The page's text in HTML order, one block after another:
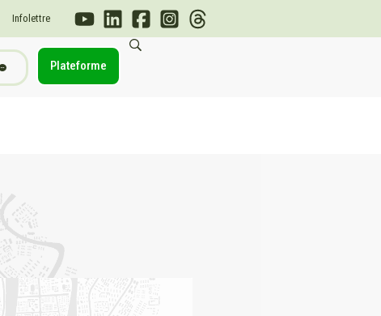
Infolettre
Plateforme